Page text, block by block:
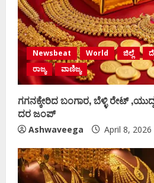
Newsbeat World ಜಿಲ್ಲೆ
ರಾಜ್ಯ
ವಾಣಿಜ್ಯ
ಗಗನಕ್ಕೇರಿದ ಬಂಗಾರ, ಬೆಳ್ಳಿ ರೇಟ್‌
ದರ ಜಂಪ್‌
Ashwaveega April 8, 2026